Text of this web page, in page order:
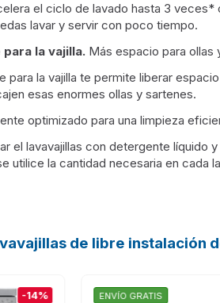
el ciclo de lavado hasta 3 veces*
lavar y servir con poco tiempo.
la vajilla. Más espacio para ollas
para la vajilla te permite liberar
esas enormes ollas y sartenes.
optimizado para una limpieza
el lavavajillas con detergente líquido
utilice la cantidad necesaria en cada
de libre instalación
ENVÍO GRATIS